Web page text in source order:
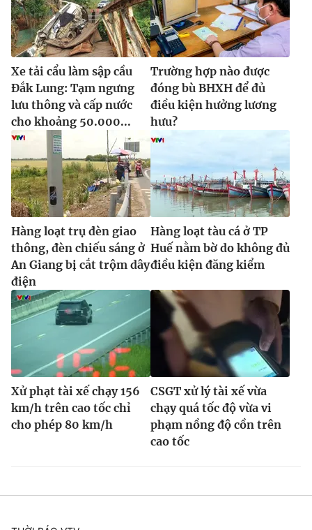
Xe tải cẩu làm sập cầu
Đắk Lung: Tạm ngưng
lưu thông và cấp nước
cho khoảng 50.000...
Trường hợp nào được
đóng bù BHXH để đủ
điều kiện hưởng lương
hưu?
Hàng loạt trụ đèn giao
thông, đèn chiếu sáng ở
An Giang bị cắt trộm dây
điện
Hàng loạt tàu cá ở TP
Huế nằm bờ do không đủ
điều kiện đăng kiểm
Xử phạt tài xế chạy 156
km/h trên cao tốc chỉ
cho phép 80 km/h
CSGT xử lý tài xế vừa
chạy quá tốc độ vừa vi
phạm nồng độ cồn trên
cao tốc